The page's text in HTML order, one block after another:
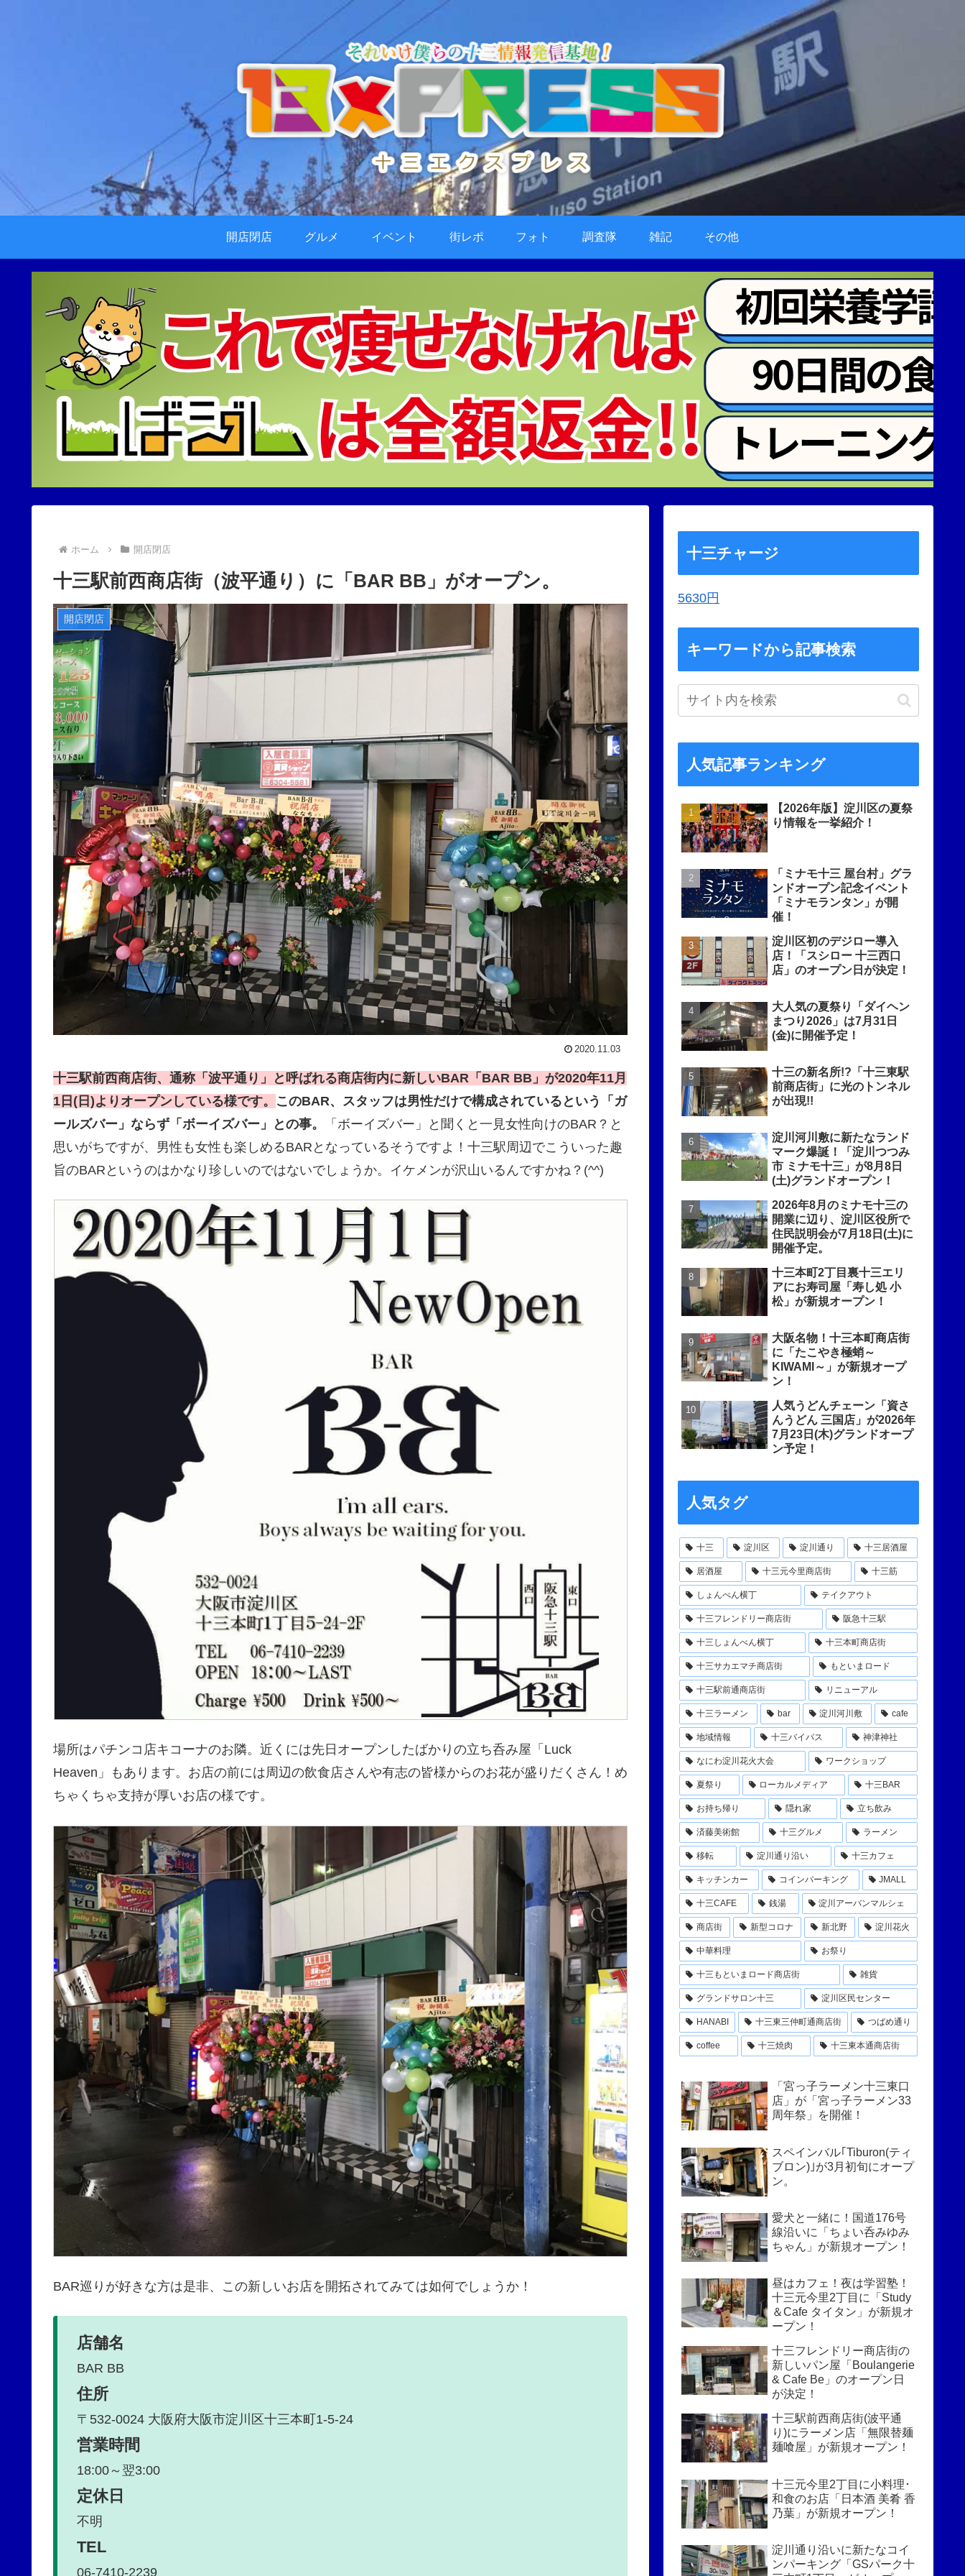
開店閉店 グルメ イベント 街レポ フォト 調査隊 雑記 その他
ホーム 開店閉店
十三駅前西商店街（波平通り）に「BAR BB」がオープン。
開店閉店
2020.11.03
十三駅前西商店街、通称「波平通り」と呼ばれる商店街内に新しいBAR「BAR BB」が2020年11月
1日(日)よりオープンしている様です。 このBAR、スタッフは男性だけで構成されているという「ガ
ールズバー」ならず「ボーイズバー」との事。
「ボーイズバー」と聞くと一見女性向けのBAR？と
思いがちですが、男性も女性も楽しめるBARとなっているそうですよ！十三駅周辺でこういった趣
旨のBARというのはかなり珍しいのではないでしょうか。イケメンが沢山いるんですかね？(^^)
場所はパチンコ店キコーナのお隣。近くには先日オープンしたばかりの立ち呑み屋「Luck
Heaven」もあります。お店の前には周辺の飲食店さんや有志の皆様からのお花が盛りだくさん！め
ちゃくちゃ支持が厚いお店の様です。
BAR巡りが好きな方は是非、この新しいお店を開拓されてみては如何でしょうか！
店舗名
BAR BB
住所
〒532-0024 大阪府大阪市淀川区十三本町1-5-24
営業時間
18:00～翌3:00
定休日
不明
TEL
06-7410-2239
十三チャージ
5630円
キーワードから記事検索
人気記事ランキング
【2026年版】淀川区の夏祭
り情報を一挙紹介！
「ミナモ十三 屋台村」グラ
ンドオープン記念イベント
「ミナモランタン」が開
催！
淀川区初のデジロー導入
店！「スシロー 十三西口
店」のオープン日が決定！
大人気の夏祭り「ダイヘン
まつり2026」は7月31日
(金)に開催予定！
十三の新名所!?「十三東駅
前商店街」に光のトンネル
が出現!!
淀川河川敷に新たなランド
マーク爆誕！「淀川つつみ
市 ミナモ十三」が8月8日
(土)グランドオープン！
2026年8月のミナモ十三の
開業に辺り、淀川区役所で
住民説明会が7月18日(土)に
開催予定。
十三本町2丁目裏十三エリ
アにお寿司屋「寿し処 小
松」が新規オープン！
大阪名物！十三本町商店街
に「たこやき極蛸～
KIWAMI～」が新規オープ
ン！
人気うどんチェーン「資さ
んうどん 三国店」が2026年
7月23日(木)グランドオープ
ン予定！
人気タグ
十三 淀川区 淀川通り 十三居酒屋
居酒屋 十三元今里商店街 十三筋
しょんべん横丁 テイクアウト
十三フレンドリー商店街 阪急十三駅
十三しょんべん横丁 十三本町商店街
十三サカエマチ商店街 もといまロード
十三駅前通商店街 リニューアル
十三ラーメン bar 淀川河川敷 cafe
地域情報 十三バイパス 神津神社
なにわ淀川花火大会 ワークショップ
夏祭り ローカルメディア 十三BAR
お持ち帰り 隠れ家 立ち飲み
済藤美術館 十三グルメ ラーメン
移転 淀川通り沿い 十三カフェ
キッチンカー コインパーキング JMALL
十三CAFE 銭湯 淀川アーバンマルシェ
商店街 新型コロナ 新北野 淀川花火
中華料理 お祭り
十三もといまロード商店街 雑貨
グランドサロン十三 淀川区民センター
HANABI 十三東三仲町通商店街 つばめ通り
coffee 十三焼肉 十三東本通商店街
「宮っ子ラーメン十三東口
店」が「宮っ子ラーメン33
周年祭」を開催！
スペインバル｢Tiburon(ティ
ブロン)｣が3月初旬にオープ
ン。
愛犬と一緒に！国道176号
線沿いに「ちょい呑みゆみ
ちゃん」が新規オープン！
昼はカフェ！夜は学習塾！
十三元今里2丁目に「Study
＆Cafe タイタン」が新規オ
ープン！
十三フレンドリー商店街の
新しいパン屋「Boulangerie
& Cafe Be」のオープン日
が決定！
十三駅前西商店街(波平通
り)にラーメン店「無限替麺
麺喰屋」が新規オープン！
十三元今里2丁目に小料理･
和食のお店「日本酒 美肴 香
乃葉」が新規オープン！
淀川通り沿いに新たなコイ
ンパーキング「GSパーク十